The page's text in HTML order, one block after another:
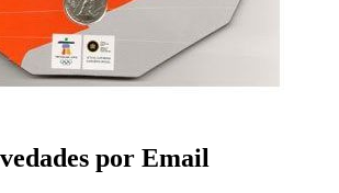
por Email